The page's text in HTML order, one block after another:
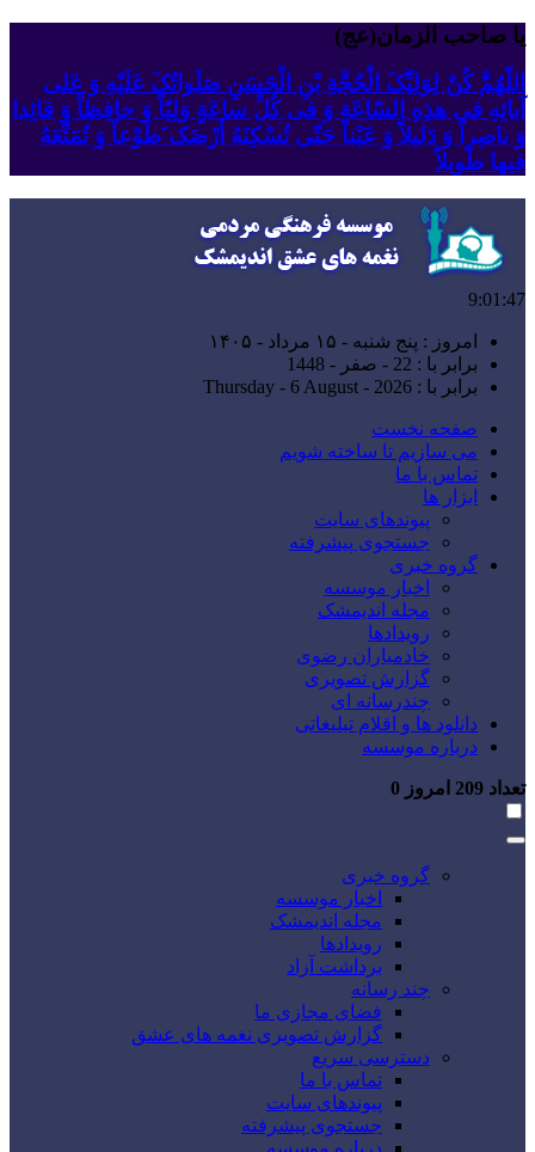
یا صاحب الزمان(عج)
اللّهُمَّ کُنْ لِوَلِیِّکَ الْحُجَّةِ بْنِ الْحَسَنِ صَلَواتُکَ عَلَیْهِ وَ عَلى
آبائِهِ فی هذِهِ السّاعَةِ وَ فی کُلِّ ساعَةٍ وَلِیّاً وَ حافِظاً وَ قائِدا
‏وَ ناصِراً وَ دَلیلاً وَ عَیْناً حَتّى تُسْکِنَهُ أَرْضَک َطَوْعاً وَ تُمَتِّعَهُ
فیها طَویلاً
9:01:48
امروز : پنج شنبه - ۱۵ مرداد - ۱۴۰۵
برابر با : 22 - صفر - 1448
برابر با : Thursday - 6 August - 2026
صفحه نخست
می سازیم تا ساخته شویم
تماس با ما
ابزار ها
پیوندهای سایت
جستجوی پیشرفته
گروه خبری
اخبار موسسه
مجله اندیمشک
رویدادها
خادمیاران رضوی
گزارش تصویری
چندرسانه ای
دانلود ها و اقلام تبلیغاتی
درباره موسسه
تعداد امروز 0
گروه خبری
اخبار موسسه
مجله اندیمشک
رویدادها
برداشت آزاد
چند رسانه
فضای مجازی ما
گزارش تصویری نغمه های عشق
دسترسی سریع
تماس با ما
پیوندهای سایت
جستجوی پیشرفته